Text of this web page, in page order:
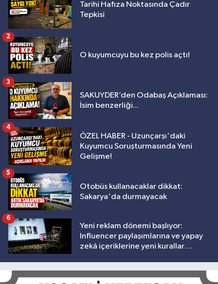
Tarihi Hafıza Noktasında Çadır
Tepkisi
O kuyumcuyu bu kez polis açtı!
2
SAKUYDER’den Odabaş Açıklaması:
İsim benzerliği...
3
ÖZEL HABER - Uzunçarşı'daki
Kuyumcu Soruşturmasında Yeni
Gelişme!
4
Otobüs kullanacaklar dikkat:
Sakarya'da durmayacak
5
Yeni reklam dönemi başlıyor:
Influencer paylaşımlarına ve yapay
zekâ içeriklerine yeni kurallar
6